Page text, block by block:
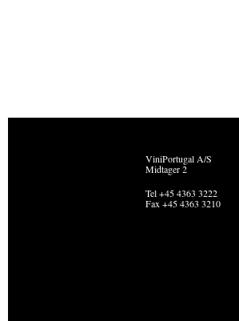
ViniPortugal A/S
Midtager 2
Tel +45 4363 3222
Fax +45 4363 3210